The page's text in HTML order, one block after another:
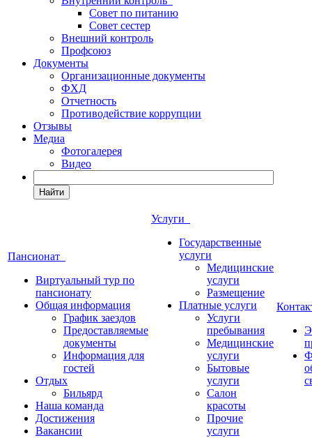
Совет по питанию
Совет сестер
Внешний контроль
Профсоюз
Документы
Организационные документы
ФХД
Отчетность
Противодействие коррупции
Отзывы
Медиа
Фотогалерея
Видео
Найти
Пансионат
Виртуальный тур по
пансионату
Общая информация
График заездов
Предоставляемые
документы
Информация для
гостей
Отдых
Бильярд
Наша команда
Достижения
Вакансии
Услуги
Государственные
услуги
Медицинские
услуги
Размещение
Платные услуги
Услуги
пребывания
Медицинские
услуги
Бытовые
услуги
Салон
красоты
Прочие
услуги